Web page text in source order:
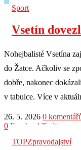
Sport
Vsetín
Nohejbalisté Vsetína
do Žatce. Ačkoliv se
dobře, nakonec
v tabulce. Více v
26. 5. 2026 0
0 Facebook Twitter
TOPZpravodajství